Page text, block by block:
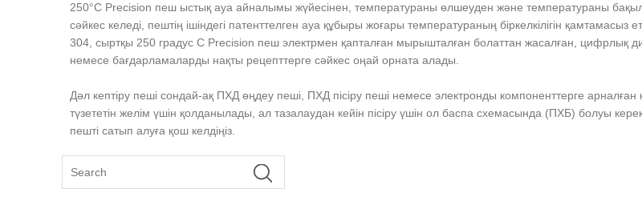
250°C Precision пеш ыстық ауа айналымы жүйесінен, температураны өлшеуден және температураны
сәйкес келеді, пештің ішіндегі патенттелген ауа құбыры жоғары температураның біркелкілігін қамтамасыз
304, сыртқы 250 градус C Precision пеш электрмен қапталған мырышталған болаттан жасалған, цифрлық
немесе бағдарламаларды нақты рецепттерге сәйкес оңай орната алады.
Дәл кептіру пеші сондай-ақ ПХД өңдеу пеші, ПХД пісіру пеші немесе электронды компоненттерге
түзететін желім үшін қолданылады, ал тазалаудан кейін пісіру үшін ол баспа схемасында (ПХБ) болуы
пешті сатып алуға қош келдіңіз.